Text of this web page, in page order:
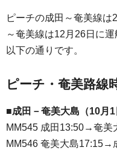
ピーチの成田～奄美線
～奄美線は12月26日に
以下の通りです。
ピーチ・奄美路線
■成田－奄美大島（10月1
MM545 成田13:50→奄美
MM546 奄美大島17:15→